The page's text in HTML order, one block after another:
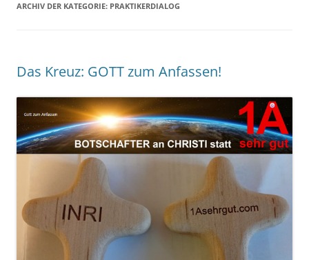
ARCHIV DER KATEGORIE: PRAKTIKERDIALOG
Das Kreuz: GOTT zum Anfassen!